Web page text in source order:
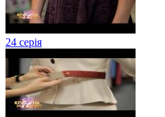
24 серія